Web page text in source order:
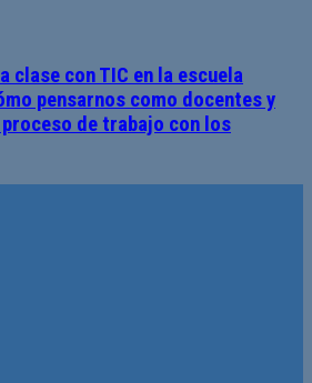
clase con TIC en la escuela
pensarnos como docentes y
de trabajo con los